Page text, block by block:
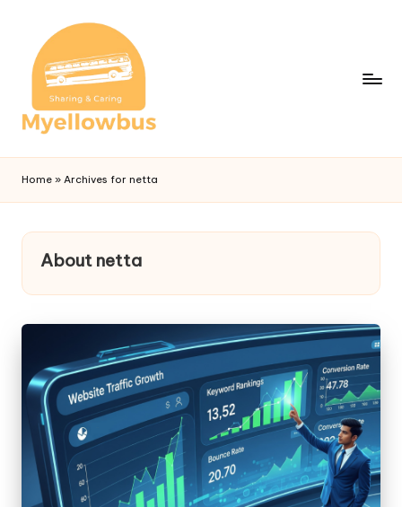
Home » Archives for netta
About netta